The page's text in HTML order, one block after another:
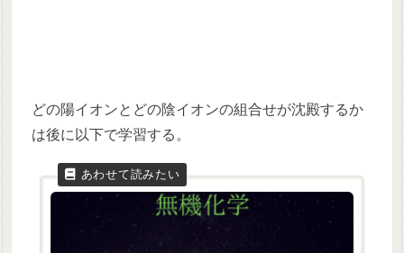
どの陽イオンとどの陰イオンの組合せが沈殿するか
は後に以下で学習する。